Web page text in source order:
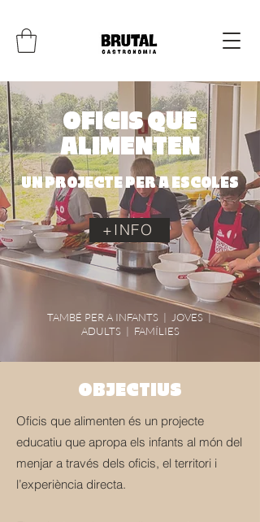
OFICIS QUE
ALIMENTEN
UN PROJECTE PER A ESCOLES
+INFO
TAMBÉ PER A INFANTS | JOVES |
ADULTS | FAMÍLIES
OBJECTIUS
Oficis que alimenten és un projecte
educatiu que apropa els infants al món del
menjar a través dels oficis, el territori i
l’experiència directa.